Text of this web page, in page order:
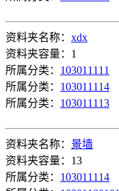
资料夹名称： xdx
资料夹容量：1
所属分类： 103011111
所属分类： 103011114
所属分类： 103011113
资料夹名称： 景墙
资料夹容量：13
所属分类： 103011114